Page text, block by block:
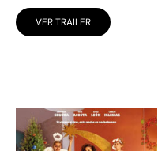
VER TRAILER